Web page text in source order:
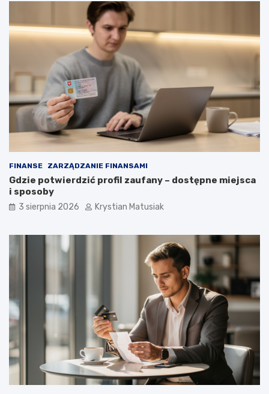
FINANSE ZARZĄDZANIE FINANSAMI
Gdzie potwierdzić profil zaufany – dostępne miejsca
i sposoby
3 sierpnia 2026 Krystian Matusiak